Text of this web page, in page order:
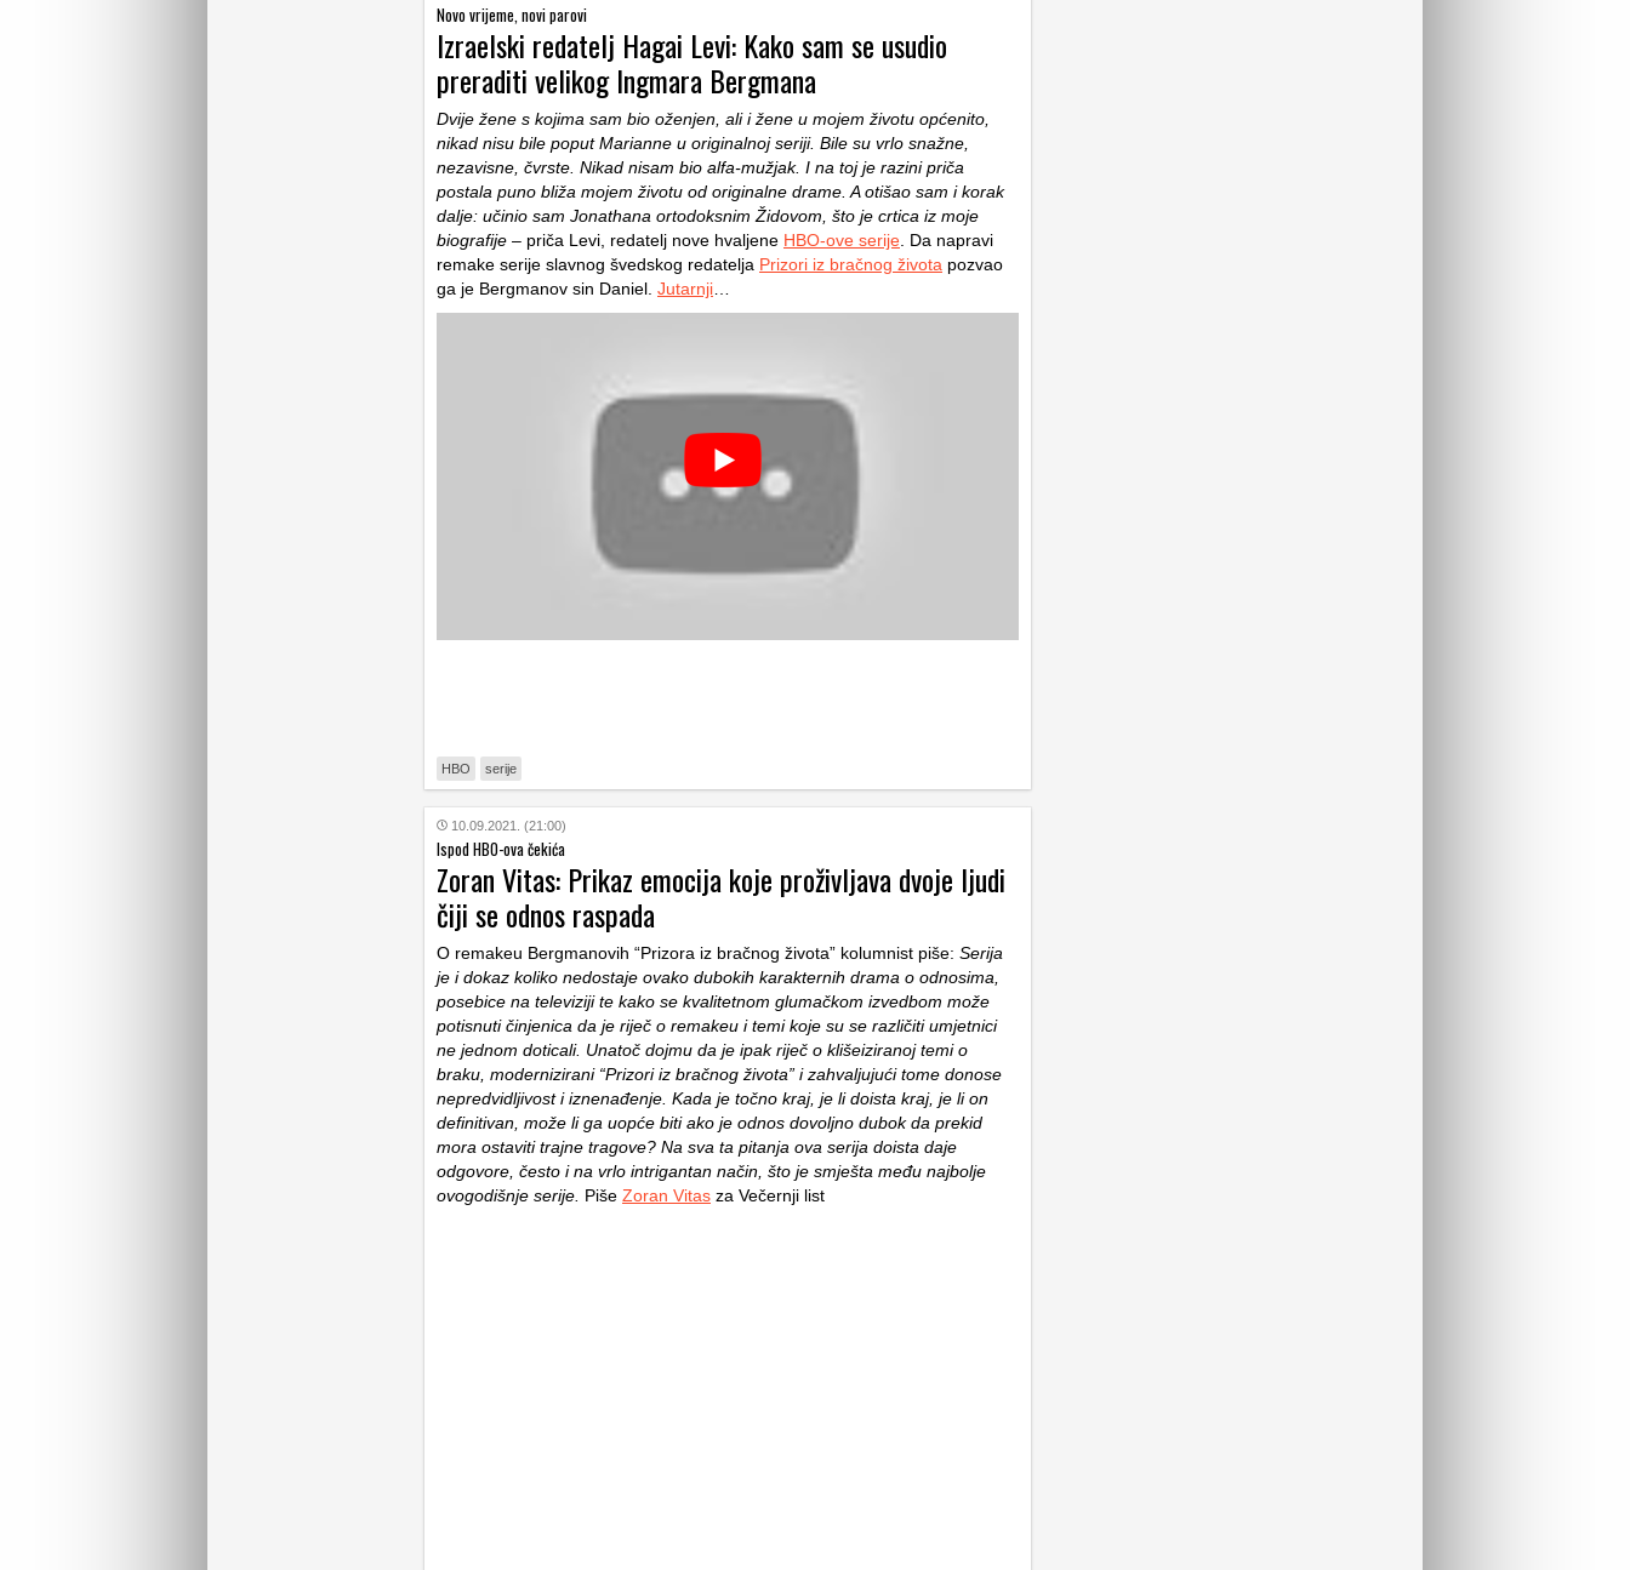
Novo vrijeme, novi parovi
Izraelski redatelj Hagai Levi: Kako sam se usudio
preraditi velikog Ingmara Bergmana
Dvije žene s kojima sam bio oženjen, ali i žene u mojem životu općenito,
nikad nisu bile poput Marianne u originalnoj seriji. Bile su vrlo snažne,
nezavisne, čvrste. Nikad nisam bio alfa-mužjak. I na toj je razini priča
postala puno bliža mojem životu od originalne drame. A otišao sam i korak
dalje: učinio sam Jonathana ortodoksnim Židovom, što je crtica iz moje
biografije – priča Levi, redatelj nove hvaljene HBO-ove serije . Da napravi
remake serije slavnog švedskog redatelja Prizori iz bračnog života pozvao
ga je Bergmanov sin Daniel. Jutarnji
HBO serije
10.09.2021. (21:00)
Ispod HBO-ova čekića
Zoran Vitas: Prikaz emocija koje proživljava dvoje ljudi
čiji se odnos raspada
O remakeu Bergmanovih “Prizora iz bračnog života” kolumnist piše: Serija
je i dokaz koliko nedostaje ovako dubokih karakternih drama o odnosima,
posebice na televiziji te kako se kvalitetnom glumačkom izvedbom može
potisnuti činjenica da je riječ o remakeu i temi koje su se različiti umjetnici
ne jednom doticali. Unatoč dojmu da je ipak riječ o klišeiziranoj temi o
braku, modernizirani “Prizori iz bračnog života” i zahvaljujući tome donose
nepredvidljivost i iznenađenje. Kada je točno kraj, je li doista kraj, je li on
definitivan, može li ga uopće biti ako je odnos dovoljno dubok da prekid
mora ostaviti trajne tragove? Na sva ta pitanja ova serija doista daje
odgovore, često i na vrlo intrigantan način, što je smješta među najbolje
ovogodišnje serije. Piše Zoran Vitas za Večernji list